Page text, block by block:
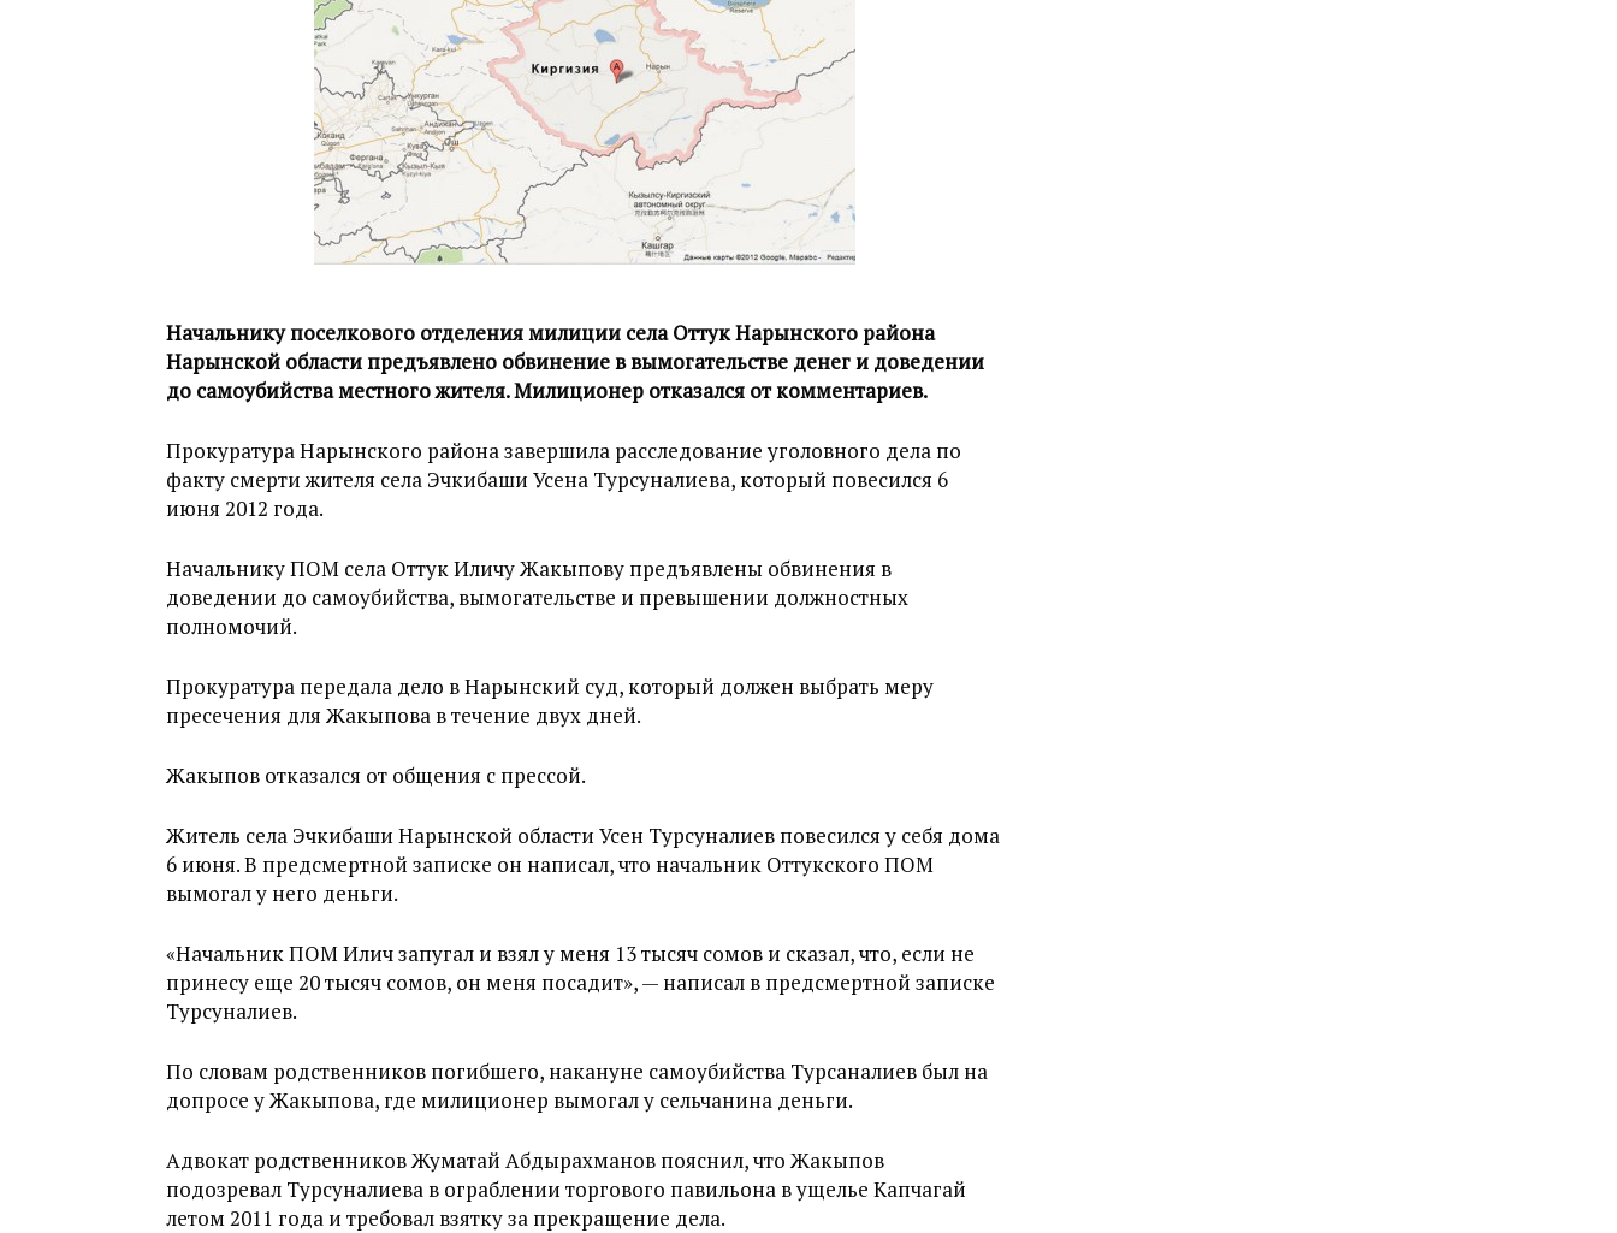
Начальнику поселкового отделения милиции села Оттук Нарынского района
Нарынской области предъявлено обвинение в вымогательстве денег и доведении
до самоубийства местного жителя. Милиционер отказался от комментариев.
Прокуратура Нарынского района завершила расследование уголовного дела по
факту смерти жителя села Эчкибаши Усена Турсуналиева, который повесился 6
июня 2012 года.
Начальнику ПОМ села Оттук Иличу Жакыпову предъявлены обвинения в
доведении до самоубийства, вымогательстве и превышении должностных
полномочий.
Прокуратура передала дело в Нарынский суд, который должен выбрать меру
пресечения для Жакыпова в течение двух дней.
Жакыпов отказался от общения с прессой.
Житель села Эчкибаши Нарынской области Усен Турсуналиев повесился у себя дома
6 июня. В предсмертной записке он написал, что начальник Оттукского ПОМ
вымогал у него деньги.
«Начальник ПОМ Илич запугал и взял у меня 13 тысяч сомов и сказал, что, если не
принесу еще 20 тысяч сомов, он меня посадит», — написал в предсмертной записке
Турсуналиев.
По словам родственников погибшего, накануне самоубийства Турсаналиев был на
допросе у Жакыпова, где милиционер вымогал у сельчанина деньги.
Адвокат родственников Жуматай Абдырахманов пояснил, что Жакыпов
подозревал Турсуналиева в ограблении торгового павильона в ущелье Капчагай
летом 2011 года и требовал взятку за прекращение дела.